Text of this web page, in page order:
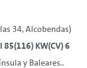
34, Alcobendas)
85(116) KW(CV) 6
y Baleares..